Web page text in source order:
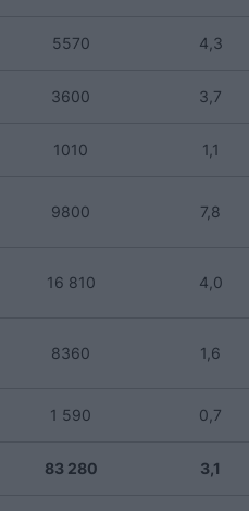
5570 4,3
3600 3,7
1010 1,1
9800 7,8
16 810 4,0
8360 1,6
1 590 0,7
83 280 3,1